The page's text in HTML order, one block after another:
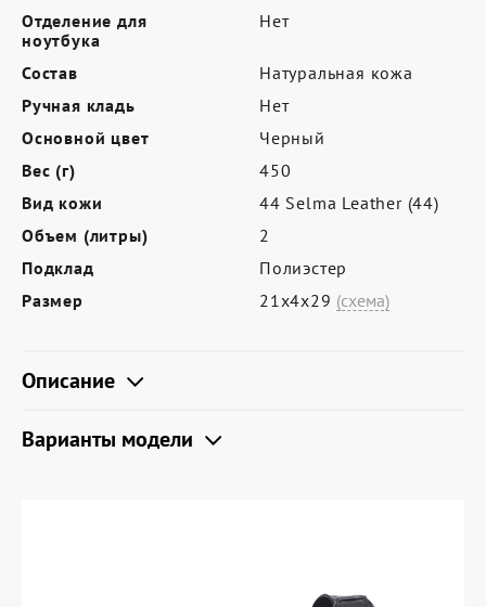
Партнерам
Контакты
Программа лояльности
Политика обработки персональных
данных
Отделение для
ноутбука
Нет
Состав
Натуральная кожа
Ручная кладь
Нет
Основной цвет
Черный
Вес (г)
450
Вид кожи
44 Selma Leather (44)
Объем (литры)
2
Подклад
Полиэстер
Размер
21х4х29 (схема)
Описание
Варианты модели